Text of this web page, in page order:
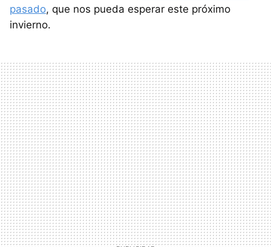
pasado, que nos pueda esperar este próximo
invierno.